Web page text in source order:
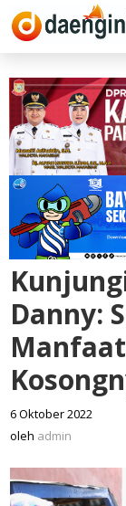
Lewati
ke
Danny:
6 Oktober 2022
oleh admin